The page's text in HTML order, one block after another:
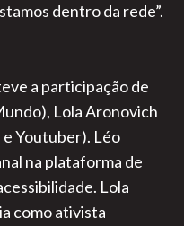
dentro da rede”.
a participação de
Lola Aronovich
Youtuber). Léo
na plataforma de
Lola
como ativista